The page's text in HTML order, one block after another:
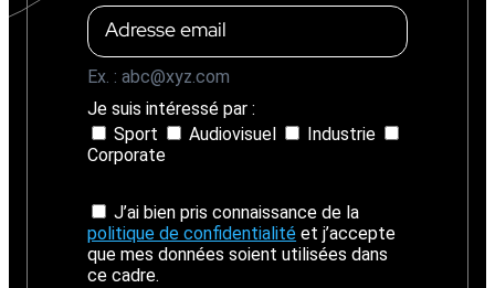
Ex. : abc@xyz.com
Je suis intéressé par :
Sport
Audiovisuel
Industrie
Corporate
J’ai bien pris connaissance de la
politique de confidentialité et j’accepte
que mes données soient utilisées dans
ce cadre.